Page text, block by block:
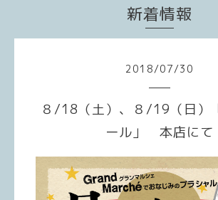
新着情報
2018/07/30
８/18（土）、８/19（日）
ール」 本店にて